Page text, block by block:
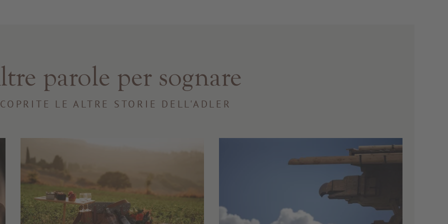
parole per sognare
LE ALTRE STORIE DELL'ADLER